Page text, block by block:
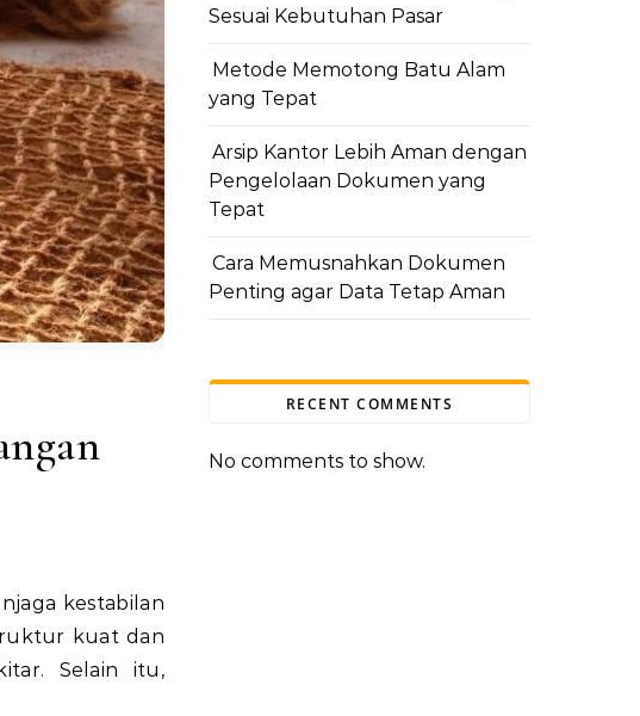
kuat dan
Selain itu,
Sesuai Kebutuhan Pasar
Metode Memotong Batu Alam
yang Tepat
Arsip Kantor Lebih Aman dengan
Pengelolaan Dokumen yang
Tepat
Cara Memusnahkan Dokumen
Penting agar Data Tetap Aman
RECENT COMMENTS
No comments to show.